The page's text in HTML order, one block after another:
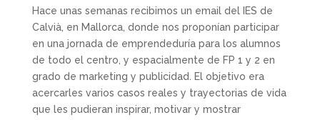
Hace unas semanas recibimos un email del IES de
Calvià, en Mallorca, donde nos proponían participar
en una jornada de emprendeduría para los alumnos
de todo el centro, y espacialmente de FP 1 y 2 en
grado de marketing y publicidad. El objetivo era
acercarles varios casos reales y trayectorias de vida
que les pudieran inspirar, motivar y mostrar